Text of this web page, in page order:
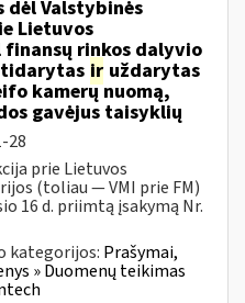
dėl Valstybinės
Lietuvos
finansų rinkos dalyvio
ir uždarytas
kamerų nuomą,
gavėjus taisyklių
28
prie Lietuvos
(toliau — VMI prie FM)
16 d. priimtą įsakymą Nr.
kategorijos: Prašymai,
» Duomenų teikimas